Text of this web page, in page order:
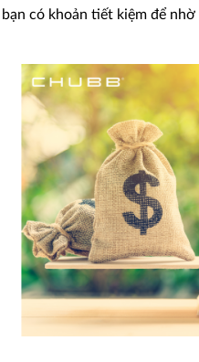
có khoản tiết kiệm để nhờ